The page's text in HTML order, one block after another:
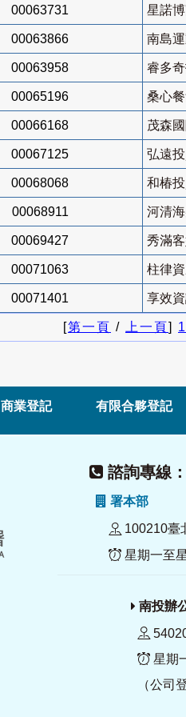
00063731 星諾
00063866 南島
00063958 睿多
00065196 桑心
00066168 茂森
00067125 弘遠
00068068 和椿
00068911 河清
00069427 秀滿
00071063 柱律
00071401 享效
[第一頁 / 上一頁] 1
商業登記 有限合夥登記
諮詢專線
署本部
100210臺
星期一至
南投辦
星期
（公司